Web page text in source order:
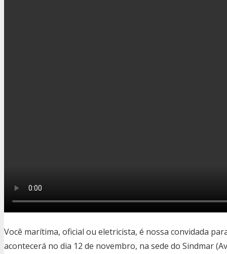
Você marítima, oficial ou eletricista, é nossa convidada
acontecerá no dia 12 de novembro, na sede do Sindmar